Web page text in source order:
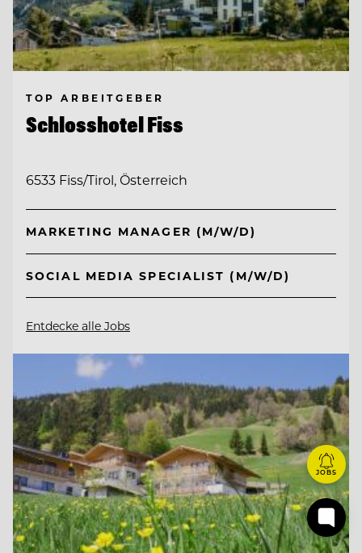
TOP ARBEITGEBER
Schlosshotel Fiss
6533 Fiss/Tirol, Österreich
MARKETING MANAGER (M/W/D)
SOCIAL MEDIA SPECIALIST (M/W/D)
Entdecke alle Jobs
JOBS